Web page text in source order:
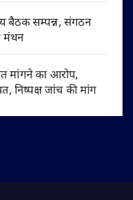
बैठक सम्पन्न, संगठन
मंथन
मांगने का आरोप,
निष्पक्ष जांच की मांग